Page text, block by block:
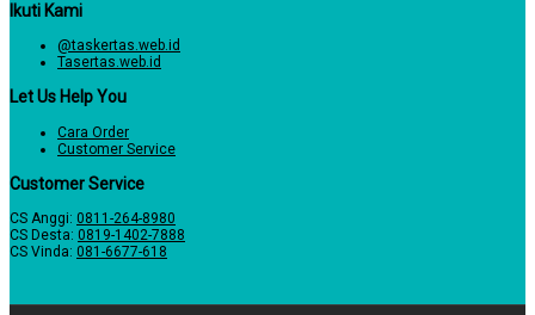
Ikuti Kami
@taskertas.web.id
Tasertas.web.id
Let Us Help You
Cara Order
Customer Service
Customer Service
CS Anggi: 0811-264-8980
CS Desta: 0819-1402-7888
CS Vinda: 081-6677-618